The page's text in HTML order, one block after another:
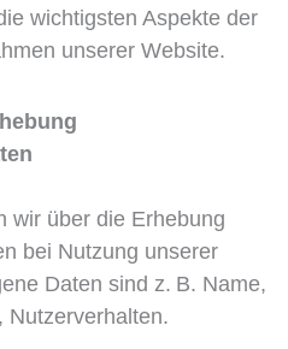
wichtigsten Aspekte der
unserer Website.
wir über die Erhebung
bei Nutzung unserer
Daten sind z. B. Name,
Nutzerverhalten.